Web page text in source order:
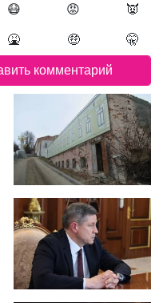
😷 😡 👿
🤮 🤑 🤫